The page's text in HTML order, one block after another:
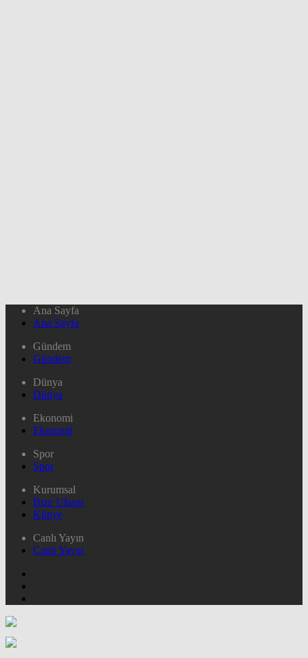
Ana Sayfa
Ana Sayfa
Gündem
Gündem
Dünya
Dünya
Ekonomi
Ekonomi
Spor
Spor
Kurumsal
Bize Ulaşın
Künye
Canlı Yayın
Canlı Yayın